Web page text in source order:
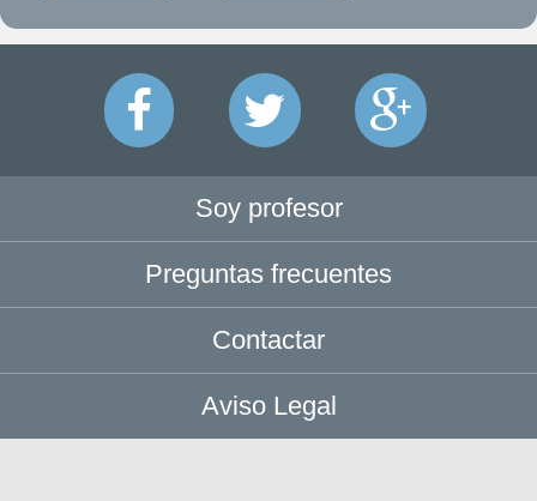
Soy profesor
Preguntas frecuentes
Contactar
Aviso Legal